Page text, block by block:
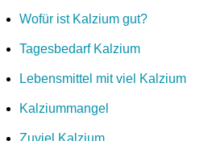
Wofür ist Kalzium gut?
Tagesbedarf Kalzium
Lebensmittel mit viel Kalzium
Kalziummangel